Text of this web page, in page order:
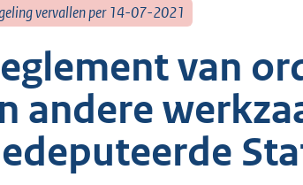
vervallen per 14-07-2021
van
andere